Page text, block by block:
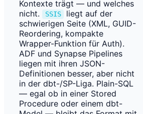
Kontexte trägt — und welches
nicht.
SSIS
liegt auf der
schwierigen Seite (XML, GUID-
Reordering, kompakte
Wrapper-Funktion für Auth).
ADF und Synapse Pipelines
liegen mit ihren JSON-
Definitionen besser, aber nicht
in der dbt-/SP-Liga. Plain-SQL
— egal ob in einer Stored
Procedure oder einem dbt-